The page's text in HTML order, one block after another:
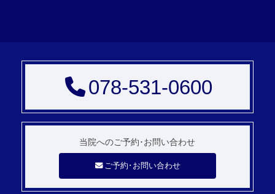
078-531-0600
当院へのご予約･お問い合わせ
ご予約･お問い合わせ